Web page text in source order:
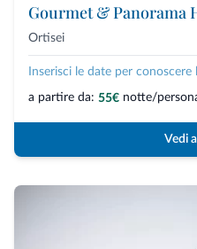
Gourmet & Panorama
Ortisei
Inserisci le date per conoscere
a partire da: 55€ notte/
Vedi